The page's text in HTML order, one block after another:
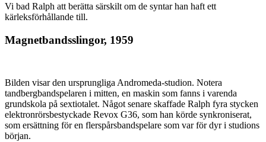
Vi bad Ralph att berätta särskilt om de syntar han haft ett
kärleksförhållande till.
Magnetbandsslingor, 1959
Bilden visar den ursprungliga Andromeda-studion. Notera
tandbergbandspelaren i mitten, en maskin som fanns i varenda
grundskola på sextiotalet. Något senare skaffade Ralph fyra stycken
elektronrörsbestyckade Revox G36, som han körde synkroniserat,
som ersättning för en flerspårsbandspelare som var för dyr i studions
början.